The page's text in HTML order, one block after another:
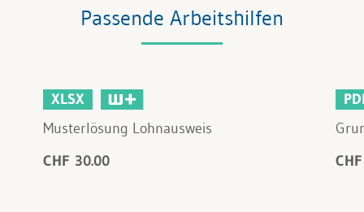
Passende Arbeitshilfen
XLSX
Musterlösung Lohnausweis
CHF 30.00